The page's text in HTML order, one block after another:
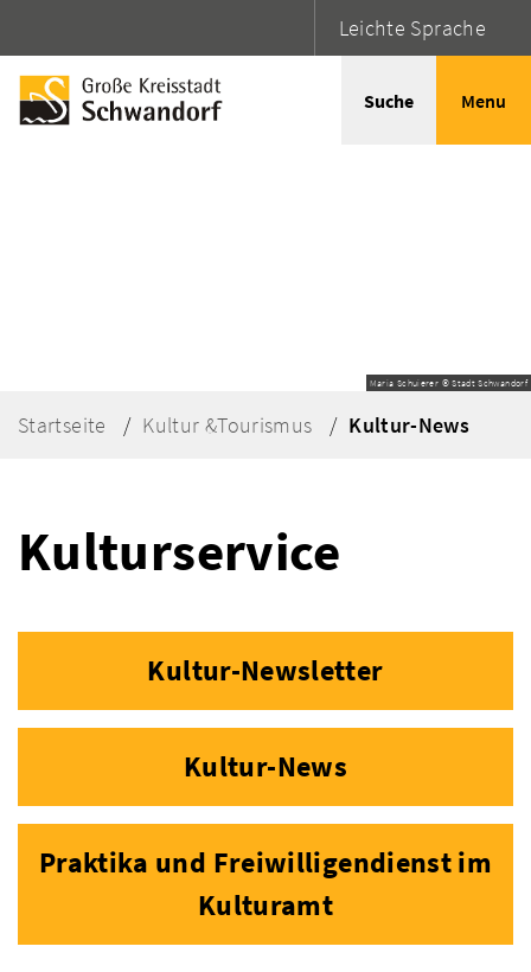
Leichte Sprache
Suche Menu
Maria Schuierer © Stadt Schwandorf
Startseite Kultur &Tourismus Kultur-News
Kulturservice
Kultur-Newsletter
Kultur-News
Praktika und Freiwilligendienst im
Kulturamt